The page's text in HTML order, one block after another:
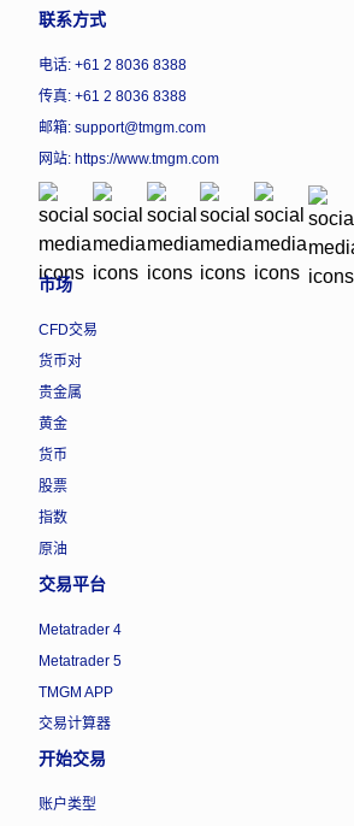
联系方式
电话: +61 2 8036 8388
传真: +61 2 8036 8388
邮箱: support@tmgm.com
网站: https://www.tmgm.com
市场
CFD交易
货币对
贵金属
黄金
货币
股票
指数
原油
交易平台
Metatrader 4
Metatrader 5
TMGM APP
交易计算器
开始交易
账户类型